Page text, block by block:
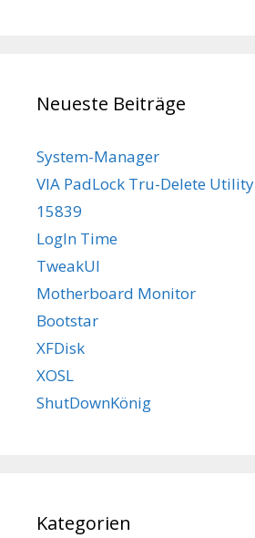
Neueste Beiträge
System-Manager
VIA PadLock Tru-Delete Utility
15839
LogIn Time
TweakUI
Motherboard Monitor
Bootstar
XFDisk
XOSL
ShutDownKönig
Kategorien